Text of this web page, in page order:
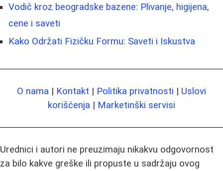
Vodič kroz beogradske bazene: Plivanje, higijena,
cene i saveti
Kako Održati Fizičku Formu: Saveti i Iskustva
O nama | Kontakt | Politika privatnosti | Uslovi
korišćenja | Marketinški servisi
Urednici i autori ne preuzimaju nikakvu odgovornost
za bilo kakve greške ili propuste u sadržaju ovog